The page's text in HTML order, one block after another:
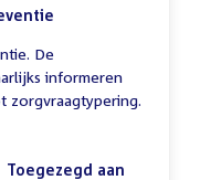
De
informeren
zorgvraagtypering.
Toegezegd aan